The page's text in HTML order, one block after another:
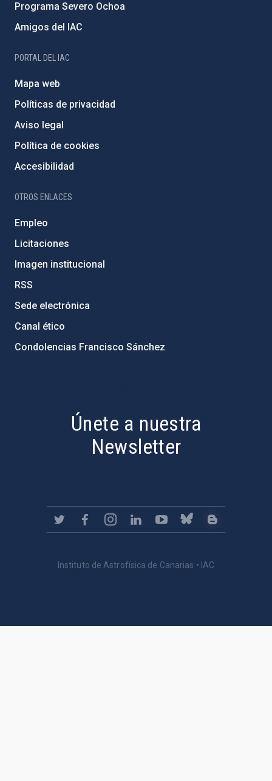
Programa Severo Ochoa
Amigos del IAC
PORTAL DEL IAC
Mapa web
Políticas de privacidad
Aviso legal
Política de cookies
Accesibilidad
OTROS ENLACES
Empleo
Licitaciones
Imagen institucional
RSS
Sede electrónica
Canal ético
Condolencias Francisco Sánchez
Únete a nuestra
Newsletter
Instituto de Astrofísica de Canarias • IAC